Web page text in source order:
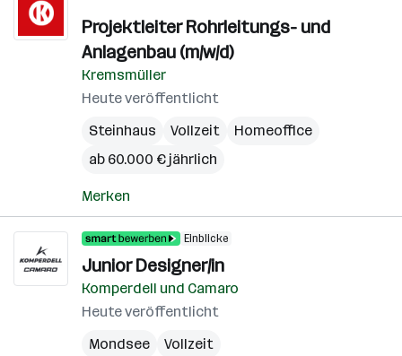
Projektleiter Rohrleitungs- und
Anlagenbau (m/w/d)
Kremsmüller
Heute veröffentlicht
Steinhaus
Vollzeit
Homeoffice
ab 60.000 € jährlich
Merken
Einblicke
Junior Designer/in
Komperdell und Camaro
Heute veröffentlicht
Mondsee
Vollzeit